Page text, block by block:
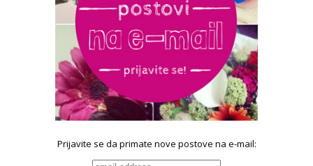
Prijavite se da primate nove postove na e-mail: